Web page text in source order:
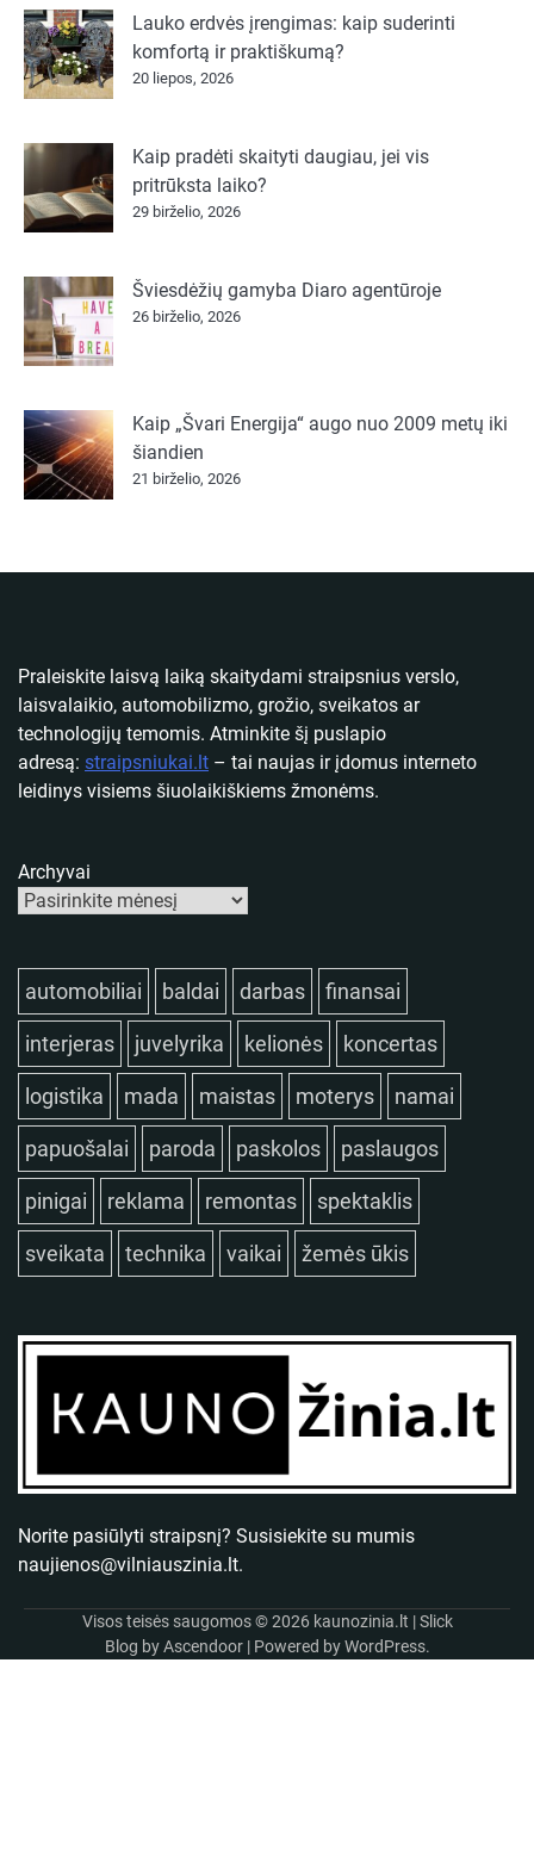
Lauko erdvės įrengimas: kaip suderinti
komfortą ir praktiškumą?
20 liepos, 2026
Kaip pradėti skaityti daugiau, jei vis
pritrūksta laiko?
29 birželio, 2026
Šviesdėžių gamyba Diaro agentūroje
26 birželio, 2026
Kaip „Švari Energija“ augo nuo 2009 metų iki
šiandien
21 birželio, 2026
Praleiskite laisvą laiką skaitydami straipsnius verslo,
laisvalaikio, automobilizmo, grožio, sveikatos ar
technologijų temomis. Atminkite šį puslapio
adresą: straipsniukai.lt – tai naujas ir įdomus interneto
leidinys visiems šiuolaikiškiems žmonėms.
Archyvai
automobiliai baldai darbas finansai
interjeras juvelyrika kelionės koncertas
logistika mada maistas moterys namai
papuošalai paroda paskolos paslaugos
pinigai reklama remontas spektaklis
sveikata technika vaikai žemės ūkis
Norite pasiūlyti straipsnį? Susisiekite su mumis
naujienos@vilniauszinia.lt.
Visos teisės saugomos © 2026 kaunozinia.lt | Slick
Blog byAscendoor| Powered byWordPress.